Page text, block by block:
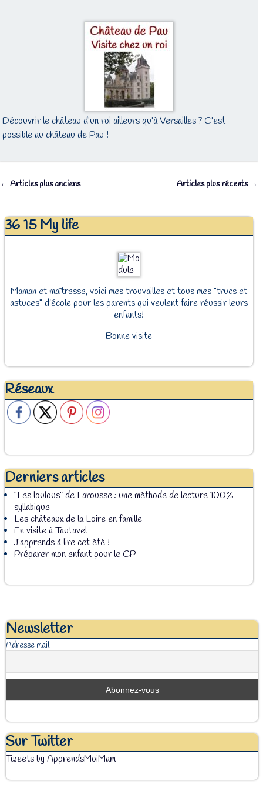
Découvrir le château d’un roi ailleurs qu’à Versailles ? C’est
possible au château de Pau !
← Articles plus anciens Articles plus récents →
36 15 My life
Maman et maîtresse, voici mes trouvailles et tous mes "trucs et
astuces" d'école pour les parents qui veulent faire réussir leurs
enfants!
Bonne visite
Réseaux
Derniers articles
“Les loulous” de Larousse : une méthode de lecture 100%
syllabique
Les châteaux de la Loire en famille
En visite à Tautavel
J’apprends à lire cet été !
Préparer mon enfant pour le CP
Newsletter
Adresse mail
Sur Twitter
Tweets by ApprendsMoiMam